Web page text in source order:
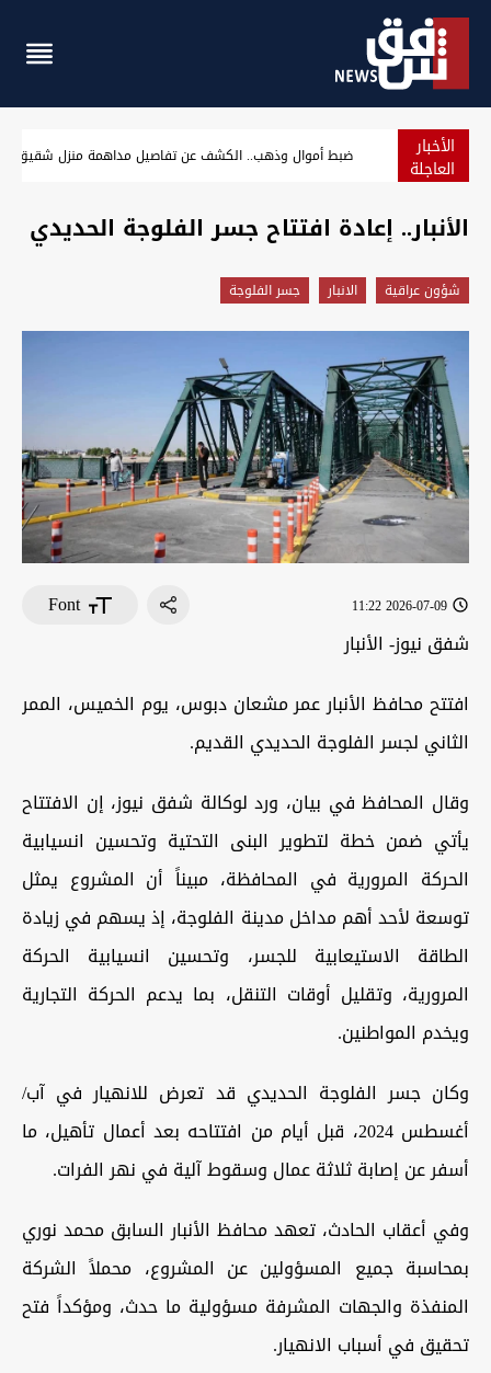
الأخبار
العاجلة بالصور.. السليمانية تتوج "ملكة جمال القطط"
الأنبار.. إعادة افتتاح جسر الفلوجة الحديدي
شؤون عراقية الانبار جسر الفلوجة
2026-07-09 11:22
Font
شفق نيوز- الأنبار
افتتح محافظ الأنبار عمر مشعان دبوس، يوم الخميس، الممر
الثاني لجسر الفلوجة الحديدي القديم.
وقال المحافظ في بيان، ورد لوكالة شفق نيوز، إن الافتتاح
يأتي ضمن خطة لتطوير البنى التحتية وتحسين انسيابية
الحركة المرورية في المحافظة، مبيناً أن المشروع يمثل
توسعة لأحد أهم مداخل مدينة الفلوجة، إذ يسهم في زيادة
الطاقة الاستيعابية للجسر، وتحسين انسيابية الحركة
المرورية، وتقليل أوقات التنقل، بما يدعم الحركة التجارية
ويخدم المواطنين.
وكان جسر الفلوجة الحديدي قد تعرض للانهيار في آب/
أغسطس 2024، قبل أيام من افتتاحه بعد أعمال تأهيل، ما
أسفر عن إصابة ثلاثة عمال وسقوط آلية في نهر الفرات.
وفي أعقاب الحادث، تعهد محافظ الأنبار السابق محمد نوري
بمحاسبة جميع المسؤولين عن المشروع، محملاً الشركة
المنفذة والجهات المشرفة مسؤولية ما حدث، ومؤكداً فتح
تحقيق في أسباب الانهيار.